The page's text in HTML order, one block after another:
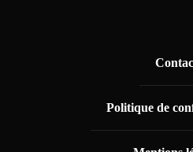
Politique de